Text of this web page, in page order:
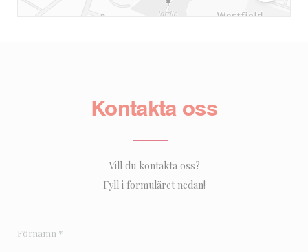
Kontakta oss
Vill du kontakta oss?
Fyll i formuläret nedan!